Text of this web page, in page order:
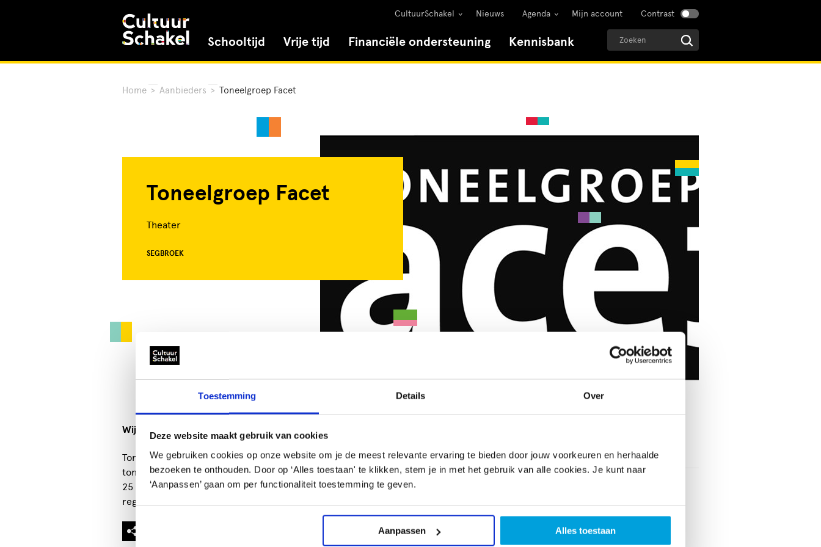
Toestemming Details Over
Deze website maakt gebruik van cookies
We gebruiken cookies op onze website om je de meest relevante ervaring te bieden door jouw voorkeuren en herhaalde
bezoeken te onthouden. Door op ‘Alles toestaan' te klikken, stem je in met het gebruik van alle cookies. Je kunt naar
‘Aanpassen’ gaan om per functionaliteit toestemming te geven.
Aanpassen Alles toestaan
CultuurSchakel Nieuws Agenda Mijn account Contrast
Schooltijd Vrije tijd Financiële ondersteuning Kennisbank
Home > Aanbieders > Toneelgroep Facet
Toneelgroep Facet
Theater
SEGBROEK
Wij bieden: THEATER TONEEL
Toneelgroep Facet bestaat sinds 1970 en komt voort uit verschillende
toneelverenigingen. Ons ledenbestand bestaat momenteel uit 17 mensen tussen de
25 en 70 jaar. We spelen 3 stukken per 2 jaar, afwisselend met een professioneel
regisseur of regie uit eigen gelederen.
Van Bylandtstraat 156
2562 GE Den Haag